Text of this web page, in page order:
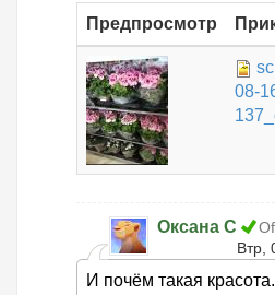
Предпросмотр
08-
Оксана С
Втр,
И почём такая